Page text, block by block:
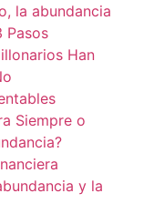
la abundancia
Pasos
Han
Siempre o
y la